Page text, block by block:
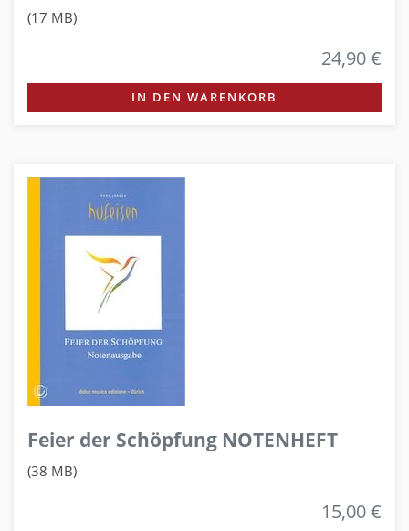
(17 MB)
24,90 €
IN DEN WARENKORB
Feier der Schöpfung NOTENHEFT
(38 MB)
15,00 €